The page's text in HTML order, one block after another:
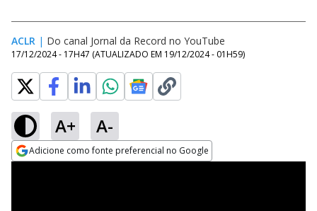
ACLR | Do canal Jornal da Record no YouTube
17/12/2024 - 17H47 (ATUALIZADO EM 19/12/2024 - 01H59)
A+ A-
Adicione como fonte preferencial no Google